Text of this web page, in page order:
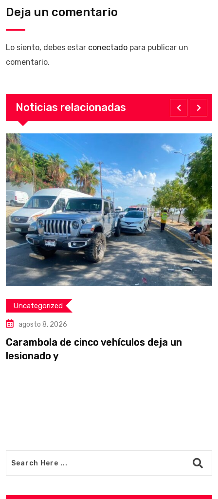
Deja un comentario
Lo siento, debes estar conectado para publicar un
comentario.
Noticias relacionadas
Uncategorized
agosto 8, 2026
Carambola de cinco vehículos deja un
lesionado y